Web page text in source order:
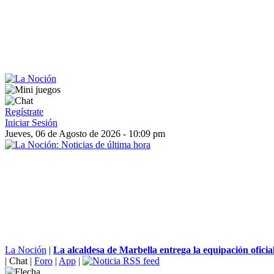
Regístrate
Iniciar Sesión
Jueves, 06 de Agosto de 2026 - 10:09 pm
La Noción | La alcaldesa de Marbella entrega la equipación
| Chat | Foro | App |